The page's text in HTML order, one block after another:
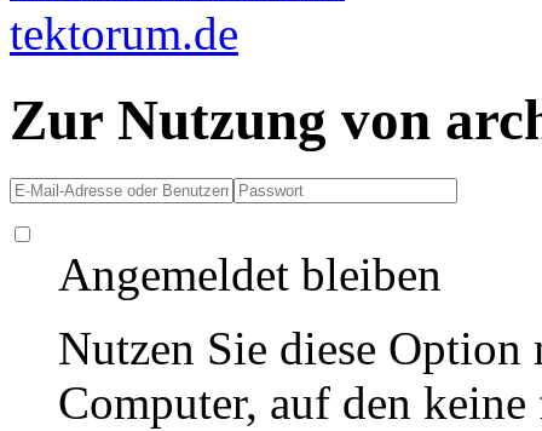
Zur Nutzung von
Angemeldet bleiben
Nutzen Sie diese
Computer, auf den